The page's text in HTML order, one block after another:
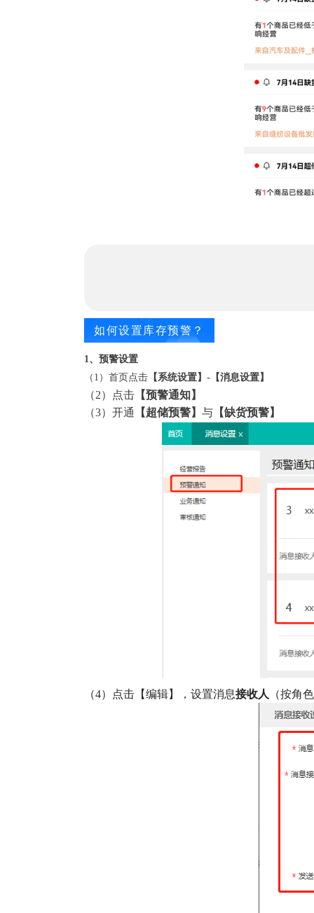
如何设置库存预警？
1、预警设置
（1）首页点击 【系统设置】 -【消息设置】
（2）点击 【预警通知】
（3）开通
【超储预警】 与 【缺货预警】
（4）点击【编辑】，设置消息接收人 （按角